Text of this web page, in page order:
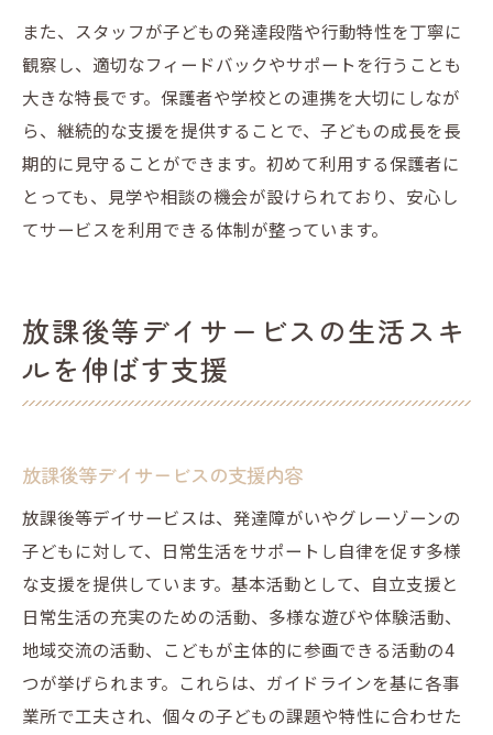
また、スタッフが子どもの発達段階や行動特性を丁寧に
観察し、適切なフィードバックやサポートを行うことも
大きな特長です。保護者や学校との連携を大切にしなが
ら、継続的な支援を提供することで、子どもの成長を長
期的に見守ることができます。初めて利用する保護者に
とっても、見学や相談の機会が設けられており、安心し
てサービスを利用できる体制が整っています。
放課後等デイサービスの生活スキ
ルを伸ばす支援
放課後等デイサービスの支援内容
放課後等デイサービスは、発達障がいやグレーゾーンの
子どもに対して、日常生活をサポートし自律を促す多様
な支援を提供しています。基本活動として、自立支援と
日常生活の充実のための活動、多様な遊びや体験活動、
地域交流の活動、こどもが主体的に参画できる活動の4
つが挙げられます。これらは、ガイドラインを基に各事
業所で工夫され、個々の子どもの課題や特性に合わせた